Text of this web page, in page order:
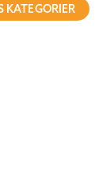
KATEGORIER